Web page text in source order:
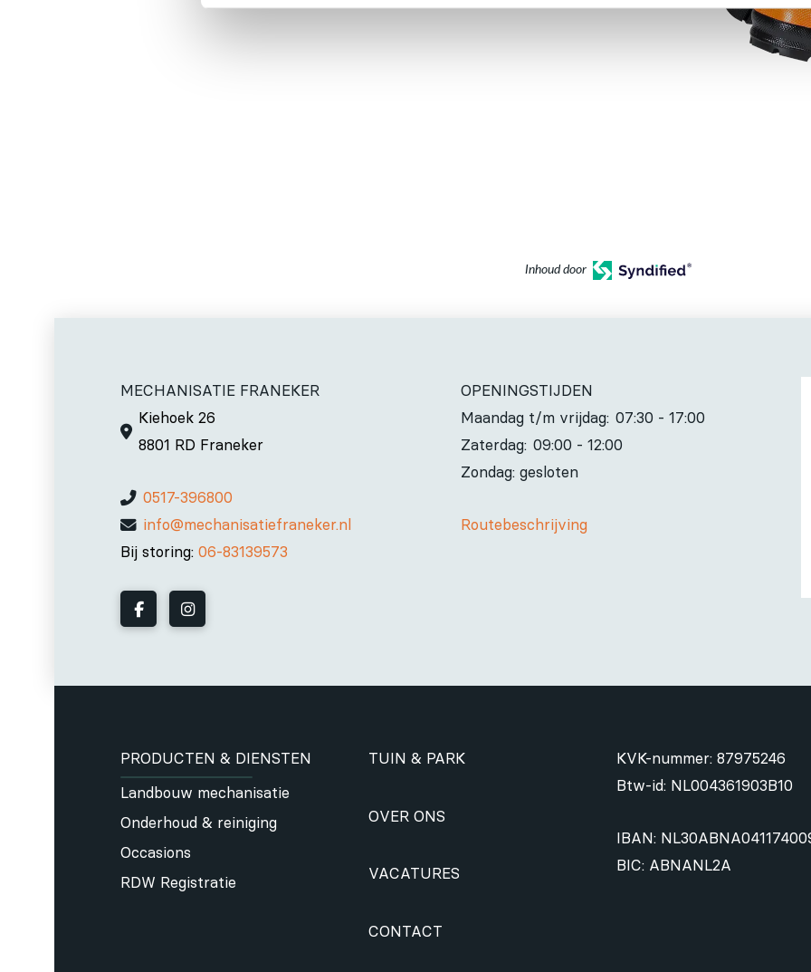
Inhoud door
MECHANISATIE FRANEKER
Kiehoek 26
8801 RD Franeker
0517-396800
info@mechanisatiefraneker.nl
Bij storing:06-83139573
OPENINGSTIJDEN
Maandag t/m vrijdag: 07:30 - 17:00
Zaterdag: 09:00 - 12:00
Zondag: gesloten
Routebeschrijving
PRODUCTEN & DIENSTEN
Landbouw mechanisatie
Onderhoud & reiniging
Occasions
RDW Registratie
TUIN & PARK
OVER ONS
VACATURES
CONTACT
KVK-nummer: 87975246
Btw-id: NL004361903B10
IBAN:
BIC: ABNANL2A